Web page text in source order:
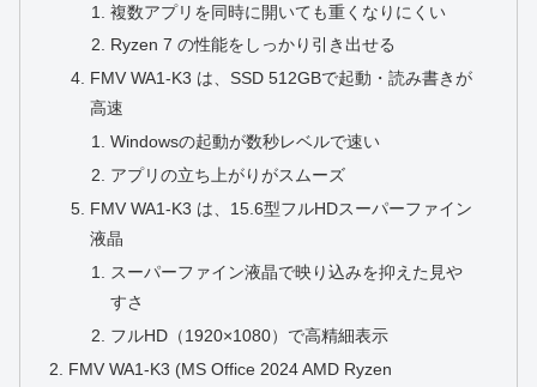
複数アプリを同時に開いても重くなりにくい
Ryzen 7 の性能をしっかり引き出せる
FMV WA1‑K3 は、SSD 512GBで起動・読み書きが
高速
Windowsの起動が数秒レベルで速い
アプリの立ち上がりがスムーズ
FMV WA1‑K3 は、15.6型フルHDスーパーファイン
液晶
スーパーファイン液晶で映り込みを抑えた見や
すさ
フルHD（1920×1080）で高精細表示
FMV WA1-K3 (MS Office 2024 AMD Ryzen